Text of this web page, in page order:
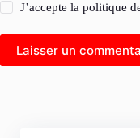
J’accepte lapolitique
Laisser un